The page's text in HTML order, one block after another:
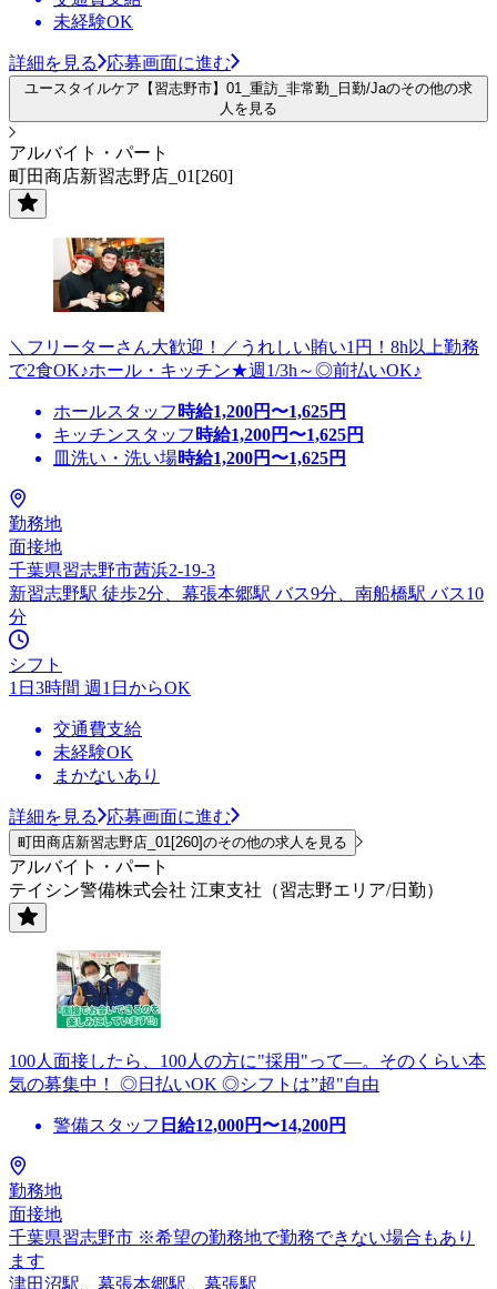
未経験OK
詳細を見る 応募画面に進む
ユースタイルケア【習志野市】01_重訪_非常勤_日勤/Jaのその他の求
人を見る
アルバイト・パート
町田商店新習志野店_01[260]
＼フリーターさん大歓迎！／うれしい賄い1円！8h以上勤務
で2食OK♪ホール・キッチン★週1/3h～◎前払いOK♪
ホールスタッフ 時給1,200円〜1,625円
キッチンスタッフ 時給1,200円〜1,625円
皿洗い・洗い場時給1,200円〜1,625円
勤務地
面接地
千葉県習志野市茜浜2-19-3
新習志野駅 徒歩2分、幕張本郷駅 バス9分、南船橋駅 バス10
分
シフト
1日3時間 週1日からOK
交通費支給
未経験OK
まかないあり
詳細を見る 応募画面に進む
町田商店新習志野店_01[260]のその他の求人を見る
アルバイト・パート
テイシン警備株式会社 江東支社（習志野エリア/日勤）
100人面接したら、100人の方に"採用"って―。そのくらい本
気の募集中！ ◎日払いOK ◎シフトは”超"自由
警備スタッフ 日給12,000円〜14,200円
勤務地
面接地
千葉県習志野市 ※希望の勤務地で勤務できない場合もあり
ます
津田沼駅、幕張本郷駅、幕張駅